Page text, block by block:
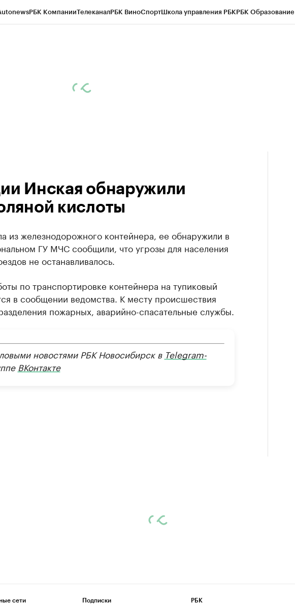
РБК КомпанииТелеканалРБК ВиноСпортШкола управления РБКРБК Образование
Инская обнаружили
кислоты
из железнодорожного контейнера, ее обнаружили в
ГУ МЧС сообщили, что угрозы для населения
не останавливалось.
по транспортировке контейнера на тупиковый
в сообщении ведомства. К месту происшествия
пожарных, аварийно-спасательные службы.
новостями РБК Новосибирск в Telegram-
ВКонтакте
сети Подписки РБК